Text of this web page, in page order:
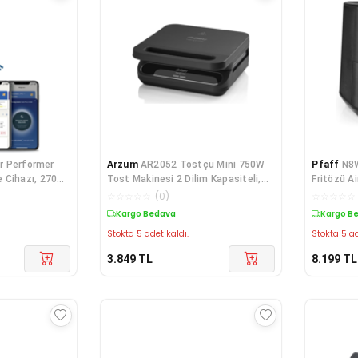
Performer
270
AMF870/15
Arzum AR2052 Tostçu Mini 750W
Tost Makinesi 2 Dilim Kapasiteli,
(0)
Kargo Bedava
Stokta 5 adet kaldı.
3.849 TL
Pfaff
Fritözü
Kargo
Stokta 5
8.199 TL